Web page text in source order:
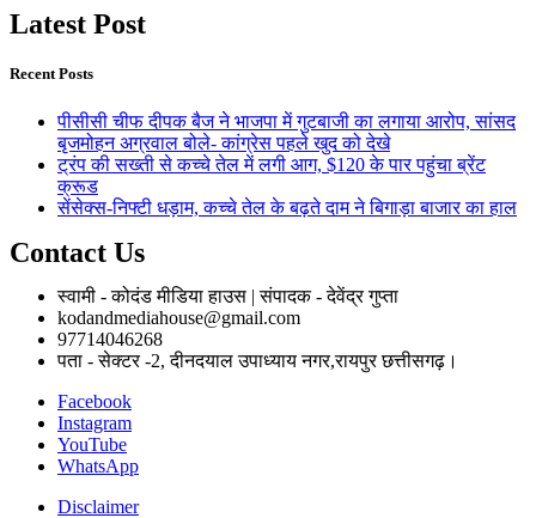
Latest Post
Recent Posts
पीसीसी चीफ दीपक बैज ने भाजपा में गुटबाजी का लगाया आरोप, सांसद
बृजमोहन अग्रवाल बोले- कांग्रेस पहले खुद को देखे
ट्रंप की सख्ती से कच्चे तेल में लगी आग, $120 के पार पहुंचा ब्रेंट
क्रूड
सेंसेक्स-निफ्टी धड़ाम, कच्चे तेल के बढ़ते दाम ने बिगाड़ा बाजार का हाल
Contact Us
स्वामी - कोदंड मीडिया हाउस | संपादक - देवेंद्र गुप्ता
kodandmediahouse@gmail.com
97714046268
पता - सेक्टर -2, दीनदयाल उपाध्याय नगर,रायपुर छत्तीसगढ़।
Facebook
Instagram
YouTube
WhatsApp
Disclaimer